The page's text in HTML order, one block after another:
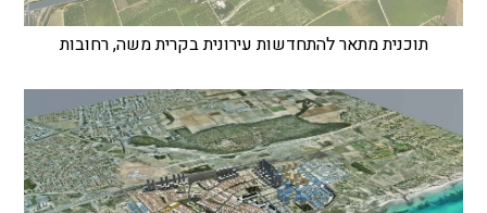
תוכנית מתאר להתחדשות עירונית בקרית משה, רחובות